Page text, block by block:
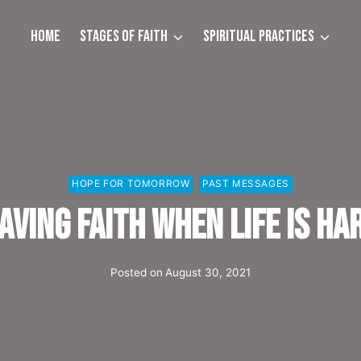
Home Stages of Faith Spiritual Practices
HOPE FOR TOMORROW PAST MESSAGES
Faith when life is
Posted on August 30, 2021